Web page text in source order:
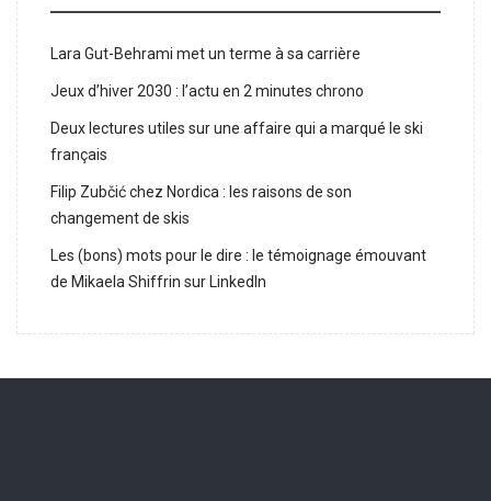
Lara Gut-Behrami met un terme à sa carrière
Jeux d’hiver 2030 : l’actu en 2 minutes chrono
Deux lectures utiles sur une affaire qui a marqué le ski
français
Filip Zubčić chez Nordica : les raisons de son
changement de skis
Les (bons) mots pour le dire : le témoignage émouvant
de Mikaela Shiffrin sur LinkedIn